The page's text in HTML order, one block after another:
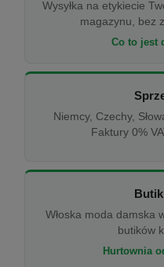
Wysyłka na etykiecie
magazynu, bez
Co to jest
Niemcy, Czechy,
Faktury 0%
Włoska moda damska
butików
Hurtownia